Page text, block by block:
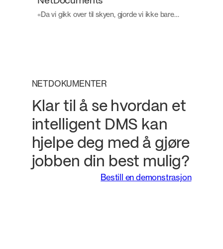
«Da vi gikk over til skyen, gjorde vi ikke bare…
NETDOKUMENTER
Klar til å se hvordan et
intelligent DMS kan
hjelpe deg med å gjøre
jobben din best mulig?
Bestill en demonstrasjon